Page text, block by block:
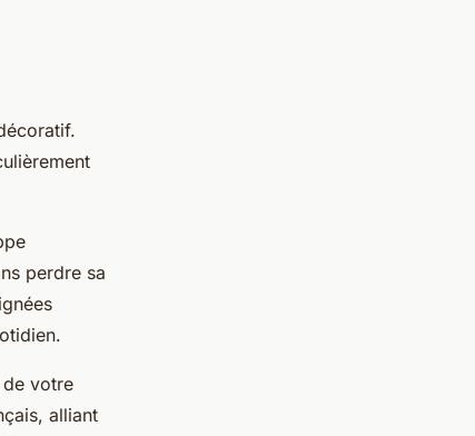
perdre sa
de votre
alliant